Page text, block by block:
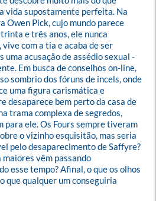
vida supostamente perfeita. Na
Owen Pick, cujo mundo parece
e três anos, ele nunca
com a tia e acaba de ser
uma acusação de assédio sexual -
Em busca de conselhos on-line,
sombrio dos fóruns de incels, onde
uma figura carismática e
desaparece bem perto da casa de
trama complexa de segredos,
para ele. Os Fours sempre tiveram
o vizinho esquisitão, mas seria
pelo desaparecimento de Saffyre?
vêm passando
esse tempo? Afinal, o que os olhos
que qualquer um conseguiria